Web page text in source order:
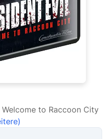
Welcome to Raccoon City